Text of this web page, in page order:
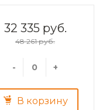
32 335 руб.
48 261 руб.
- +
В корзину